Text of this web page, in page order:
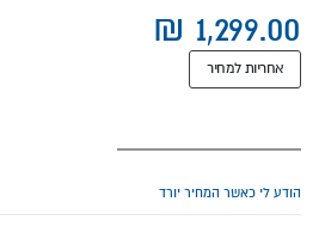
אחריות למחיר
הודע לי כאשר המחיר יורד